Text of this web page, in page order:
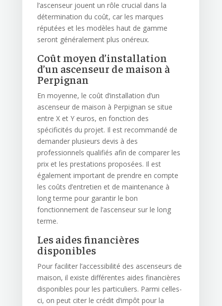
l’ascenseur jouent un rôle crucial dans la
détermination du coût, car les marques
réputées et les modèles haut de gamme
seront généralement plus onéreux.
Coût moyen d’installation
d’un ascenseur de maison à
Perpignan
En moyenne, le coût d’installation d’un
ascenseur de maison à Perpignan se situe
entre X et Y euros, en fonction des
spécificités du projet. Il est recommandé de
demander plusieurs devis à des
professionnels qualifiés afin de comparer les
prix et les prestations proposées. Il est
également important de prendre en compte
les coûts d’entretien et de maintenance à
long terme pour garantir le bon
fonctionnement de l’ascenseur sur le long
terme.
Les aides financières
disponibles
Pour faciliter l’accessibilité des ascenseurs de
maison, il existe différentes aides financières
disponibles pour les particuliers. Parmi celles-
ci, on peut citer le crédit d’impôt pour la